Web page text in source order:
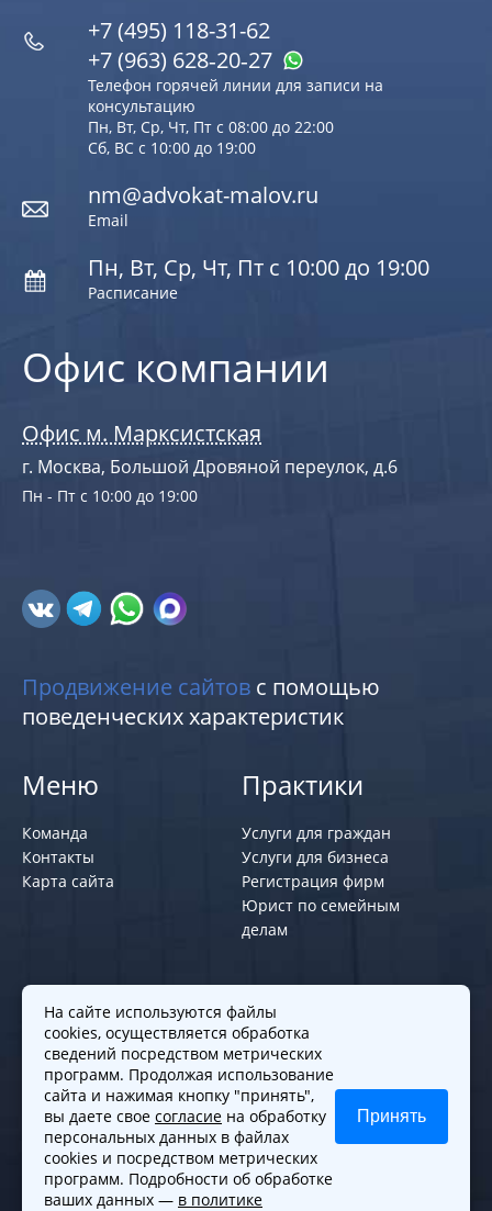
Офис компании
Офис м. Марксистская
г. Москва, Большой Дровяной переулок, д.6
Пн - Пт с 10:00 до 19:00
+7 (495) 118-31-62
+7 (963) 628‑20‑27
Телефон горячей линии для записи на
консультацию
Пн, Вт, Ср, Чт, Пт с 08:00 до 22:00
Сб, ВС с 10:00 до 19:00
nm@advokat-malov.ru
Email
Пн, Вт, Ср, Чт, Пт с 10:00 до 19:00
Расписание
Продвижение сайтов с помощью
поведенческих характеристик
Меню
Команда
Контакты
Карта сайта
Практики
Услуги для граждан
Услуги для бизнеса
Регистрация фирм
Юрист по семейным
делам
Политики и правила
Политика обработки персональных
данных
Согласие на обработку cookies
Согласие на обработку персональных
данных
На сайте используются файлы
cookies, осуществляется обработка
сведений посредством метрических
программ. Продолжая использование
сайта и нажимая кнопку "принять",
вы даете свое согласие на обработку
персональных данных в файлах
cookies и посредством метрических
программ. Подробности об обработке
ваших данных — в политике
Принять